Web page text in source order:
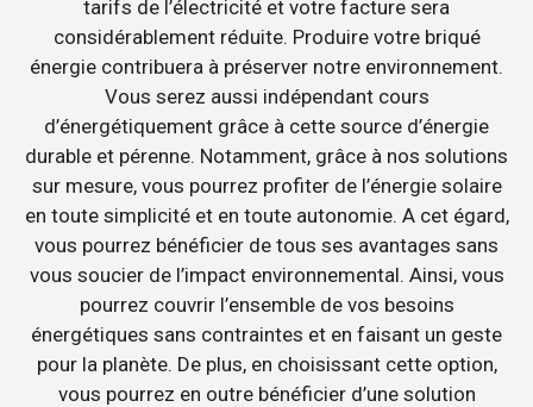
tarifs de l’électricité et votre facture sera
considérablement réduite. Produire votre briqué
énergie contribuera à préserver notre environnement.
Vous serez aussi indépendant cours
d’énergétiquement grâce à cette source d’énergie
durable et pérenne. Notamment, grâce à nos solutions
sur mesure, vous pourrez profiter de l’énergie solaire
en toute simplicité et en toute autonomie. A cet égard,
vous pourrez bénéficier de tous ses avantages sans
vous soucier de l’impact environnemental. Ainsi, vous
pourrez couvrir l’ensemble de vos besoins
énergétiques sans contraintes et en faisant un geste
pour la planète. De plus, en choisissant cette option,
vous pourrez en outre bénéficier d’une solution